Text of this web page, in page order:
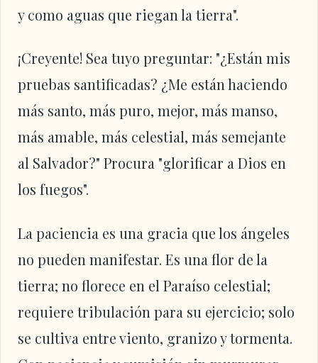
y como aguas que riegan la tierra".
¡Creyente! Sea tuyo preguntar: "¿Están mis
pruebas santificadas? ¿Me están haciendo
más santo, más puro, mejor, más manso,
más amable, más celestial, más semejante
al Salvador?" Procura "glorificar a Dios en
los fuegos".
La paciencia es una gracia que los ángeles
no pueden manifestar. Es una flor de la
tierra; no florece en el Paraíso celestial;
requiere tribulación para su ejercicio; solo
se cultiva entre viento, granizo y tormenta.